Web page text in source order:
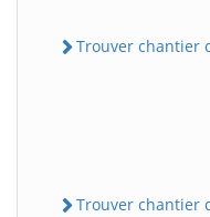
Trouver chantier
Trouver chantier